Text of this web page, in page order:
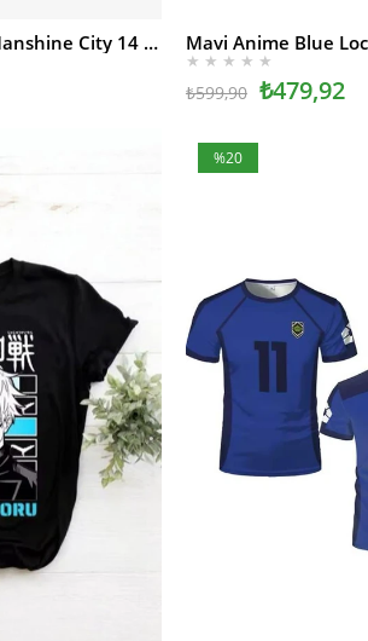
Mavi Anime Blue Lock Manshine City 14 Reo Forma Unisex T-shirt SEPETE EKLE
★ ★ ★ ★ ★
₺479,92
₺599,90
%20